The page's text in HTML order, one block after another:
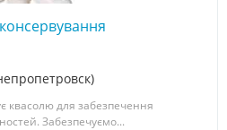
квасолю для забезпечення
Забезпечуємо...